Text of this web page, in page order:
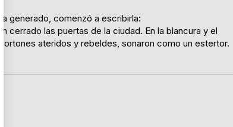
generado, comenzó a escribirla:
cerrado las puertas de la ciudad. En la blancura y el
ateridos y rebeldes, sonaron como un estertor.